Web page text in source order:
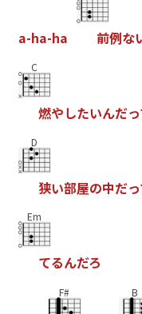
a-ha-ha 前例な
C
燃やしたいんだっ
D
狭い部屋の中だっ
Em
てるんだろ
F# B